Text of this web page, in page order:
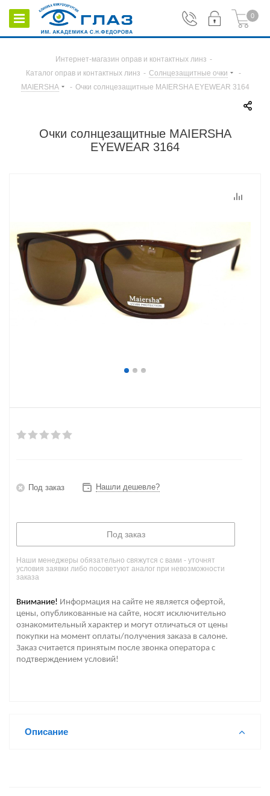
0
Интернет-магазин оправ и контактных линз -
Каталог оправ и контактных линз - Солнцезащитные очки
-
MAIERSHA
- Очки солнцезащитные MAIERSHA EYEWEAR 3164
Очки солнцезащитные MAIERSHA
EYEWEAR 3164
Под заказ Нашли дешевле?
Под заказ
Наши менеджеры обязательно свяжутся с вами - уточнят
условия заявки либо посоветуют аналог при невозможности
заказа
Внимание! Информация на сайте не является офертой,
цены, опубликованные на сайте, носят исключительно
ознакомительный характер и могут отличаться от цены
покупки на момент оплаты/получения заказа в салоне.
Заказ считается принятым после звонка оператора с
подтверждением условий!
Описание